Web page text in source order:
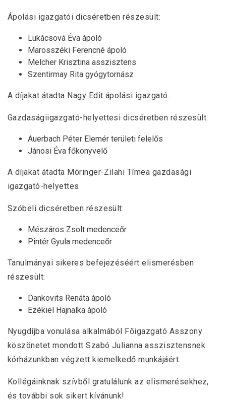
Ápolási igazgatói dicséretben részesült:
Lukácsová Éva ápoló
Marosszéki Ferencné ápoló
Melcher Krisztina asszisztens
Szentirmay Rita gyógytornász
A díjakat átadta Nagy Edit ápolási igazgató.
Gazdaságiigazgató-helyettesi dicséretben részesült:
Auerbach Péter Elemér területi felelős
Jánosi Éva főkönyvelő
A díjakat átadta Móringer-Zilahi Tímea gazdasági
igazgató-helyettes
Szóbeli dicséretben részesült:
Mészáros Zsolt medenceőr
Pintér Gyula medenceőr
Tanulmányai sikeres befejezéséért elismerésben
részesült:
Dankovits Renáta ápoló
Ezékiel Hajnalka ápoló
Nyugdíjba vonulása alkalmából Főigazgató Asszony
köszönetet mondott Szabó Julianna asszisztensnek
kórházunkban végzett kiemelkedő munkájáért.
Kollégáinknak szívből gratulálunk az elismerésekhez,
és további sok sikert kívánunk!